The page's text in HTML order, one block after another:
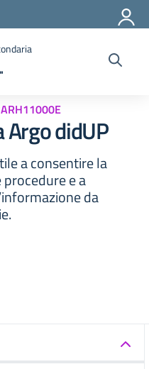
Argo didUP
a consentire la
e a
da